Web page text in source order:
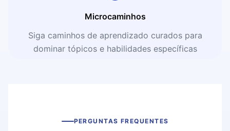
Microcaminhos
Siga caminhos de aprendizado curados para
dominar tópicos e habilidades específicas
PERGUNTAS FREQUENTES